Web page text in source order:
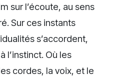
sur l’écoute, au sens
Sur ces instants
s’accordent,
l’instinct. Où les
cordes, la voix, et le